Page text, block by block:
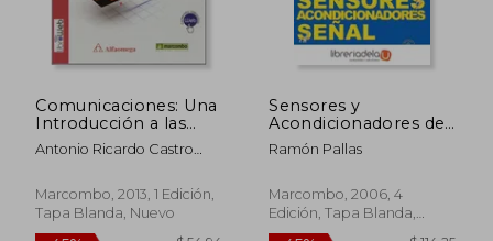
45%
dcto.
$ 33.29
$ 18.31
45%
dcto.
Comunicaciones: Una
Introducción a las
Redes Digitales de
Transmisión de Datos
Antonio Ricardo Castro
Marcombo, 2013, 1 Edición,
Tapa Blanda, Nuevo
Sensores y
Acondicionadores de
Señal
Ramón Pallas
Marcombo, 2006, 4
Edición, Tapa Blanda,
Nuevo